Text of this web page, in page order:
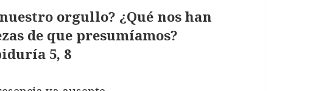
orgullo? ¿Qué nos han
de que presumíamos?
5, 8